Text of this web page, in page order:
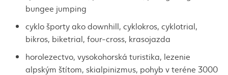
bungee jumping
cyklo športy akodownhill, cyklokros, cyklotrial,
bikros, biketrial, four-cross, krasojazda
horolezectvo, vysokohorská turistika, lezenie
alpským štítom, skialpinizmus, pohyb v teréne 3000